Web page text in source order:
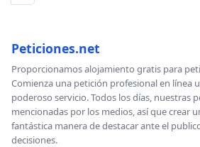
Peticiones.net
Proporcionamos alojamiento gratis para
Comienza una petición profesional en línea
poderoso servicio. Todos los días, nuestras
mencionadas por los medios, así que crear
fantástica manera de destacar ante el
decisiones.